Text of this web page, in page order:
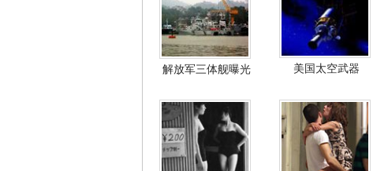
解放军三体舰曝光 美国太空武器